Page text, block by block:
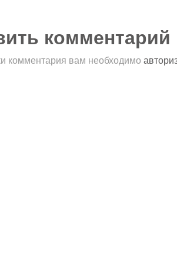
комментарий
комментария вам необходимо